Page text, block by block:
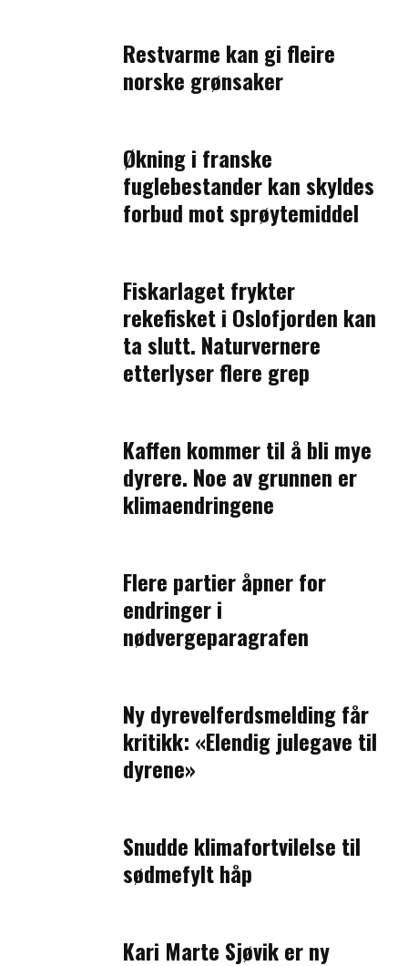
Restvarme kan gi fleire
norske grønsaker
Økning i franske
fuglebestander kan skyldes
forbud mot sprøytemiddel
Fiskarlaget frykter
rekefisket i Oslofjorden kan
ta slutt. Naturvernere
etterlyser flere grep
Kaffen kommer til å bli mye
dyrere. Noe av grunnen er
klimaendringene
Flere partier åpner for
endringer i
nødvergeparagrafen
Ny dyrevelferdsmelding får
kritikk: «Elendig julegave til
dyrene»
Snudde klimafortvilelse til
sødmefylt håp
Kari Marte Sjøvik er ny